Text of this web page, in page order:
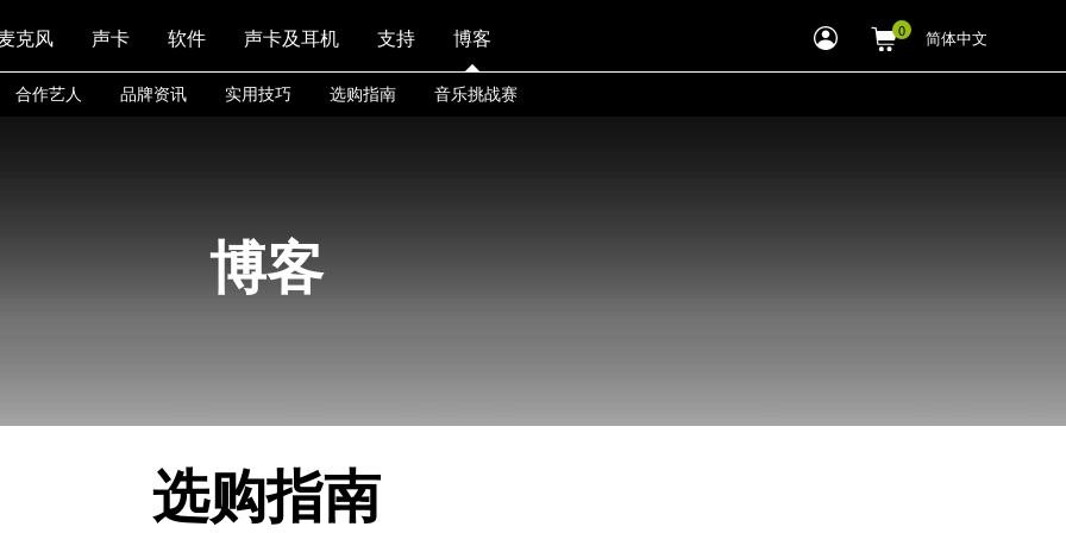
克风 声卡 软件 声卡及耳机 支持 博客 myLEWITT
Account
简体中文
合作艺人 品牌资讯 实用技巧 选购指南 音乐挑战赛
博客
选购指南